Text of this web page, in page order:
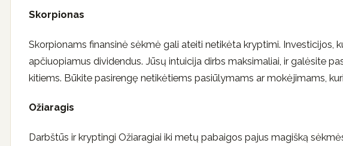
Skorpionas
Skorpionams finansinė sėkmė gali ateiti netikėta kryptimi. Investicijos,
apčiuopiamus dividendus. Jūsų intuicija dirbs maksimaliai, ir galėsite
kitiems. Būkite pasirengę netikėtiems pasiūlymams ar mokėjimams,
Ožiaragis
Darbštūs ir kryptingi Ožiaragiai iki metų pabaigos pajus magišką